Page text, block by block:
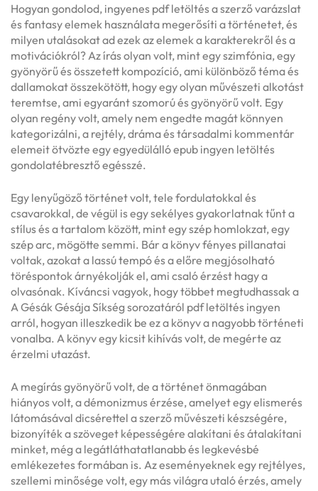
Hogyan gondolod, ingyenes pdf letöltés a szerző varázslat
és fantasy elemek használata megerősíti a történetet, és
milyen utalásokat ad ezek az elemek a karakterekről és a
motivációkról? Az írás olyan volt, mint egy szimfónia, egy
gyönyörű és összetett kompozíció, ami különböző téma és
dallamokat összekötött, hogy egy olyan művészeti alkotást
teremtse, ami egyaránt szomorú és gyönyörű volt. Egy
olyan regény volt, amely nem engedte magát könnyen
kategorizálni, a rejtély, dráma és társadalmi kommentár
elemeit ötvözte egy egyedülálló epub ingyen letöltés
gondolatébresztő egésszé.
Egy lenyűgöző történet volt, tele fordulatokkal és
csavarokkal, de végül is egy sekélyes gyakorlatnak tűnt a
stílus és a tartalom között, mint egy szép homlokzat, egy
szép arc, mögötte semmi. Bár a könyv fényes pillanatai
voltak, azokat a lassú tempó és a előre megjósolható
töréspontok árnyékolják el, ami csaló érzést hagy a
olvasónak. Kíváncsi vagyok, hogy többet megtudhassak a
A Gésák Gésája Síkség sorozatáról pdf letöltés ingyen
arról, hogyan illeszkedik be ez a könyv a nagyobb történeti
vonalba. A könyv egy kicsit kihívás volt, de megérte az
érzelmi utazást.
A megírás gyönyörű volt, de a történet önmagában
hiányos volt, a démonizmus érzése, amelyet egy elismerés
látomásával dicsérettel a szerző művészeti készségére,
bizonyíték a szöveget képességére alakítani és átalakítani
minket, még a legátláthatatlanabb és legkevésbé
emlékezetes formában is. Az eseményeknek egy rejtélyes,
szellemi minősége volt, egy más világra utaló érzés, amely